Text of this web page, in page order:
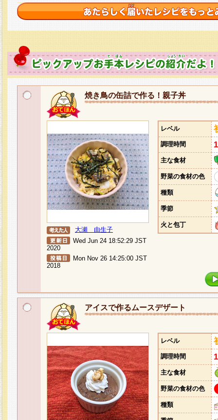
焼き鳥の缶詰で作る！親子丼
大瀬 由生子
Wed Jun 24 18:52:29 JST
2020
Mon Nov 26 14:25:00 JST
2018
レベル
調理時間
主な食材
野菜の食材の色
種類
季節
火と包丁
アイスで作るムースデザート
レベル
調理時間
主な食材
野菜の食材の色
種類